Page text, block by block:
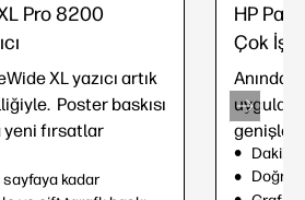
Pro 8200
XL yazıcı artık
Poster baskısı
yeni fırsatlar
sayfaya kadar
HP
Çok
Anında